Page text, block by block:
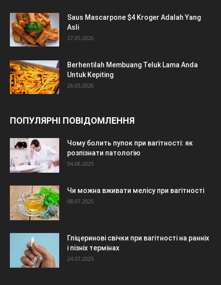
Saus Mascarpone $4 Kroger Adalah Yang
Asli
27.05.2026
Berhentilah Membuang Teluk Lama Anda
Untuk Kepiting
26.05.2026
ПОПУЛЯРНІ ПОВІДОМЛЕННЯ
Чому болить пупок при вагітності: як
розпізнати патологію
04.06.2025
Чи можна вживати мелісу при вагітності
08.07.2025
Гліцеринові свічки при вагітності на ранніх
і пізніх термінах
24.07.2025